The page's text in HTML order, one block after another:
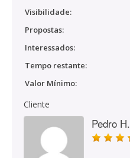
Visibilidade:
Propostas:
Interessados:
Tempo restante:
Valor Mínimo:
Cliente
Pedro H.